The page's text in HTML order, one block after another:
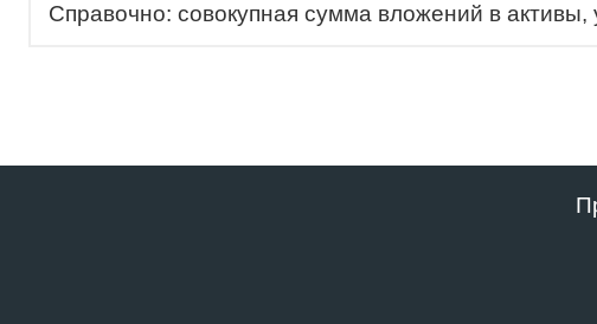
Справочно: совокупная сумма вложений в